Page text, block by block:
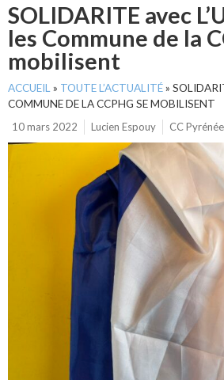
SOLIDARITE avec
les Commune de la
mobilisent
ACCUEIL » TOUTE L’ACTUALITÉ»
COMMUNE DE LA CCPHG SE MOBILISENT
10 mars 2022
Lucien Espouy CC